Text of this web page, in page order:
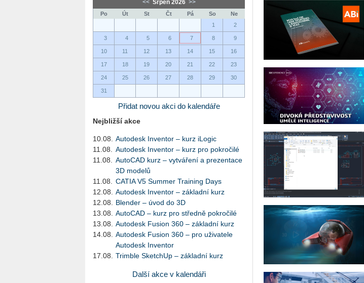
<< Srpen 2026 >>
Po Út St Čt Pá So
Ne
1
2
3 4 5 6 7 8 9
10 11 12 13 14 15 16
17 18 19 20 21 22 23
24 25 26 27 28 29 30
31
Přidat novou akci do kalendáře
Nejbližší akce
10.08.
Autodesk Inventor – kurz iLogic
11.08.
Autodesk Inventor – kurz pro pokročilé
11.08.
AutoCAD kurz – vytváření a prezentace
3D modelů
11.08.
CATIA V5 Summer Training Days
12.08.
Autodesk Inventor – základní kurz
12.08.
Blender – úvod do 3D
13.08.
AutoCAD – kurz pro středně pokročilé
13.08.
Autodesk Fusion 360 – základní kurz
14.08.
Autodesk Fusion 360 – pro uživatele
Autodesk Inventor
17.08.
Trimble SketchUp – základní kurz
Další akce v kalendáři